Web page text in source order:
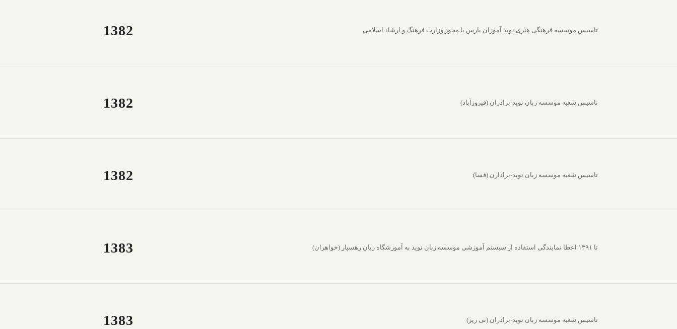
1382 تاسیس موسسه فرهنگی هنری نوید آموزان پارس با مجوز وزارت فرهنگ و ارشاد اسلامی
1382 تاسیس شعبه موسسه زبان نوید-برادران (فیروزآباد)
1382 تاسیس شعبه موسسه زبان نوید-برادارن (فسا)
1383 تا ۱۳۹۱ اعطا نمایندگی استفاده از سیستم آموزشی موسسه زبان نوید به آموزشگاه زبان رهسپار (خواهران)
1383 تاسیس شعبه موسسه زبان نوید-برادران (نی ریز)